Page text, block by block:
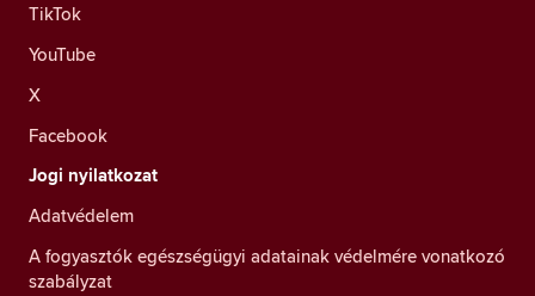
TikTok
YouTube
X
Facebook
Jogi nyilatkozat
Adatvédelem
A fogyasztók egészségügyi adatainak védelmére vonatkozó
szabályzat